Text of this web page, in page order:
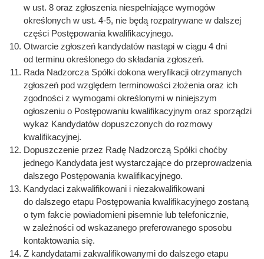
w ust. 8 oraz zgłoszenia niespełniające wymogów
określonych w ust. 4-5, nie będą rozpatrywane w dalszej
części Postępowania kwalifikacyjnego.
Otwarcie zgłoszeń kandydatów nastąpi w ciągu 4 dni
od terminu określonego do składania zgłoszeń.
Rada Nadzorcza Spółki dokona weryfikacji otrzymanych
zgłoszeń pod względem terminowości złożenia oraz ich
zgodności z wymogami określonymi w niniejszym
ogłoszeniu o Postępowaniu kwalifikacyjnym oraz sporządzi
wykaz Kandydatów dopuszczonych do rozmowy
kwalifikacyjnej.
Dopuszczenie przez Radę Nadzorczą Spółki choćby
jednego Kandydata jest wystarczające do przeprowadzenia
dalszego Postępowania kwalifikacyjnego.
Kandydaci zakwalifikowani i niezakwalifikowani
do dalszego etapu Postępowania kwalifikacyjnego zostaną
o tym fakcie powiadomieni pisemnie lub telefonicznie,
w zależności od wskazanego preferowanego sposobu
kontaktowania się.
Z kandydatami zakwalifikowanymi do dalszego etapu